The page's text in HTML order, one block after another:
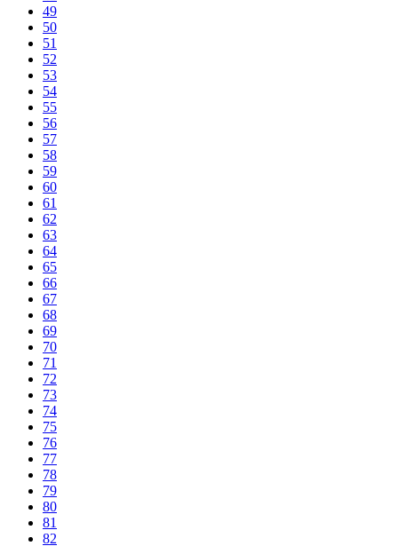
49
50
51
52
53
54
55
56
57
58
59
60
61
62
63
64
65
66
67
68
69
70
71
72
73
74
75
76
77
78
79
80
81
82